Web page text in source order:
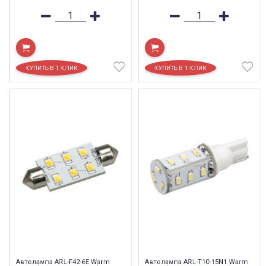
Автолампа ARL-F42-6E Warm
Автолампа ARL-T10-15N1 Warm